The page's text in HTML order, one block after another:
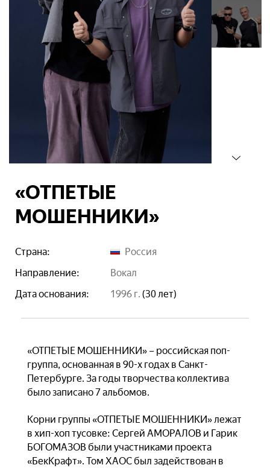
«ОТПЕТЫЕ
МОШЕННИКИ»
Страна:
Россия
Направление:
вокал
Дата основания:
1996 г. (30 лет)
«ОТПЕТЫЕ МОШЕННИКИ» – российская поп-
группа, основанная в 90-х годах в Санкт-
Петербурге. За годы творчества коллектива
было записано 7 альбомов.
Корни группы «ОТПЕТЫЕ МОШЕННИКИ» лежат
в хип-хоп тусовке: Сергей АМОРАЛОВ и Гарик
БОГОМАЗОВ были участниками проекта
«БекКрафт». Том ХАОС был задействован в